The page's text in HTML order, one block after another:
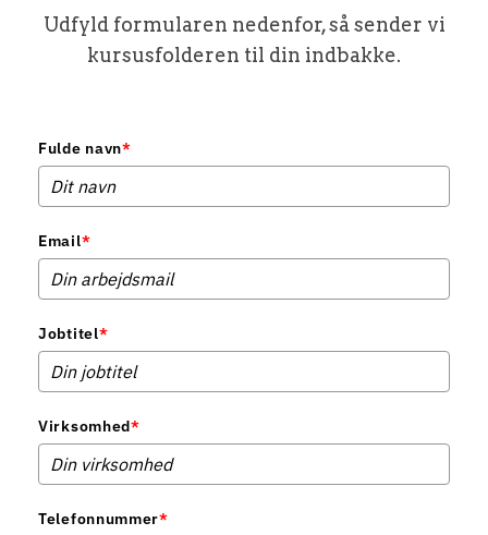
Udfyld formularen nedenfor, så sender vi
kursusfolderen til din indbakke.
Fulde navn*
Email*
Jobtitel*
Virksomhed*
Telefonnummer*